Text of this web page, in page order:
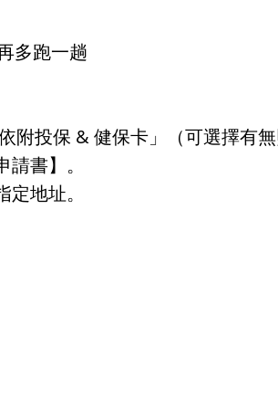
多跑一趟
投保 & 健保卡」（可選擇有無
書】。
地址。